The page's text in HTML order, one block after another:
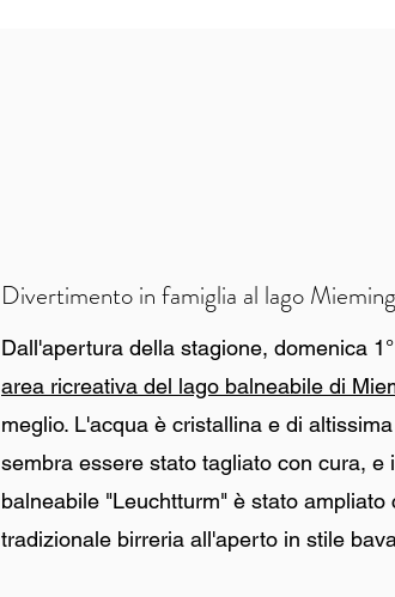
Divertimento in famiglia al lago Mieming
Dall'apertura della stagione, domenica
area ricreativa del lago balneabile di
meglio. L'acqua è cristallina e di
sembra essere stato tagliato con cura, e
balneabile "Leuchtturm" è stato ampliato
tradizionale birreria all'aperto in stile